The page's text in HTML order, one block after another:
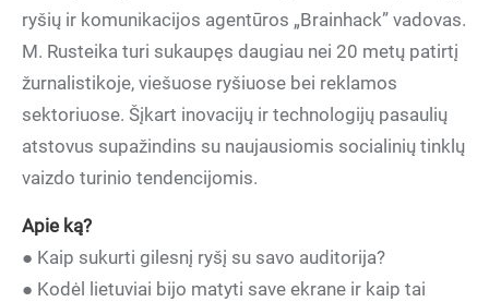
ryšių ir komunikacijos agentūros „Brainhack” vadovas.
M. Rusteika turi sukaupęs daugiau nei 20 metų patirtį
žurnalistikoje, viešuose ryšiuose bei reklamos
sektoriuose. Šįkart inovacijų ir technologijų pasaulių
atstovus supažindins su naujausiomis socialinių tinklų
vaizdo turinio tendencijomis.
Apie ką?
● Kaip sukurti gilesnį ryšį su savo auditorija?
● Kodėl lietuviai bijo matyti save ekrane ir kaip tai